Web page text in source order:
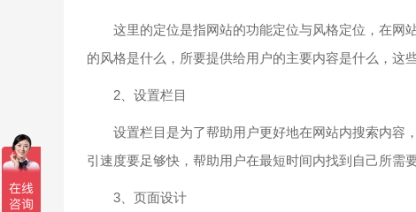
这里的定位是指网站的功能定位与风格定位，在网
的风格是什么，所要提供给用户的主要内容是什么，这
2、设置栏目
设置栏目是为了帮助用户更好地在网站内搜索内容
引速度要足够快，帮助用户在最短时间内找到自己所需
3、页面设计